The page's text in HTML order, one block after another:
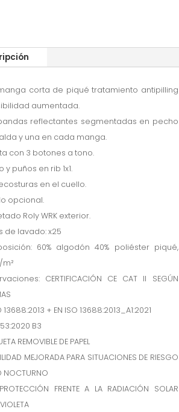
corta de piqué tratamiento antipilling
aumentada.
reflectantes segmentadas en pecho
y una en cada manga.
con 3 botones a tono.
y puños en rib 1x1.
en el cuello.
opcional.
Roly WRK exterior.
de lavado: x25
60% algodón 40% poliéster piqué,
CERTIFICACIÓN CE CAT II SEGÚN
13688:2013 + EN ISO 13688:2013_A1:2021
B3
REMOVIBLE DE PAPEL
MEJORADA PARA SITUACIONES DE RIESGO
NOCTURNO
FRENTE A LA RADIACIÓN SOLAR